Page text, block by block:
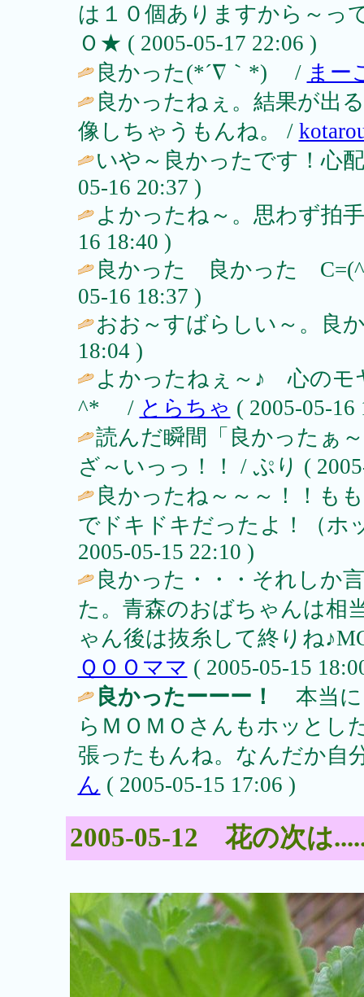
は１０個ありますから～っ
Ｏ★ ( 2005-05-17 22:06 )
良かった(*´∇｀*) / まー
良かったねぇ。結果が出
像しちゃうもんね。 /
いや～良かったです！心
05-16 20:37 )
よかったね～。思わず拍
16 18:40 )
良かった 良かった
05-16 18:37 )
おお～すばらしい～。良
18:04 )
よかったねぇ～♪ 心のモ
^* / とらちゃ ( 2005-05-16
読んだ瞬間「良かったぁ
ざ～いっっ！！ / ぷり (
良かったね～～～！！も
でドキドキだったよ！（ホ
2005-05-15 22:10 )
良かった・・・それしか
た。青森のおばちゃんは相
ゃん後は抜糸して終りね
ＱＯＯママ ( 2005-05-15
良かったーーー！
本当に
らＭＯＭＯさんもホッと
張ったもんね。なんだか
ん ( 2005-05-15 17:06 )
2005-05-12 花の次は